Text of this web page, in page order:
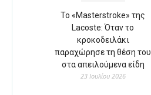
Το «Masterstroke» της
Lacoste: Όταν το
κροκοδειλάκι
παραχώρησε τη θέση του
στα απειλούμενα είδη
23 Ιουλίου 2026